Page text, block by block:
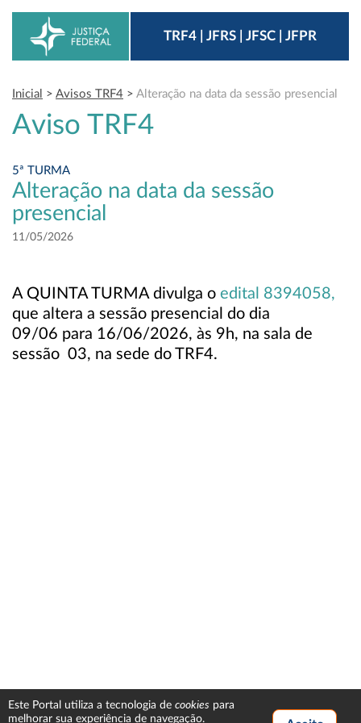
TRF4 | JFRS | JFSC | JFPR
Inicial > Avisos TRF4 > Alteração na data da sessão presencial
Aviso TRF4
5ª TURMA
Alteração na data da sessão
presencial
11/05/2026
A QUINTA TURMA divulga o edital 8394058,
que altera a sessão presencial do dia
09/06 para 16/06/2026, às 9h, na sala de
sessão 03, na sede do TRF4.
Este Portal utiliza a tecnologia de cookies para
melhorar sua experiência de navegação.